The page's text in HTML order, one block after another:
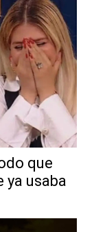
que
ya usaba